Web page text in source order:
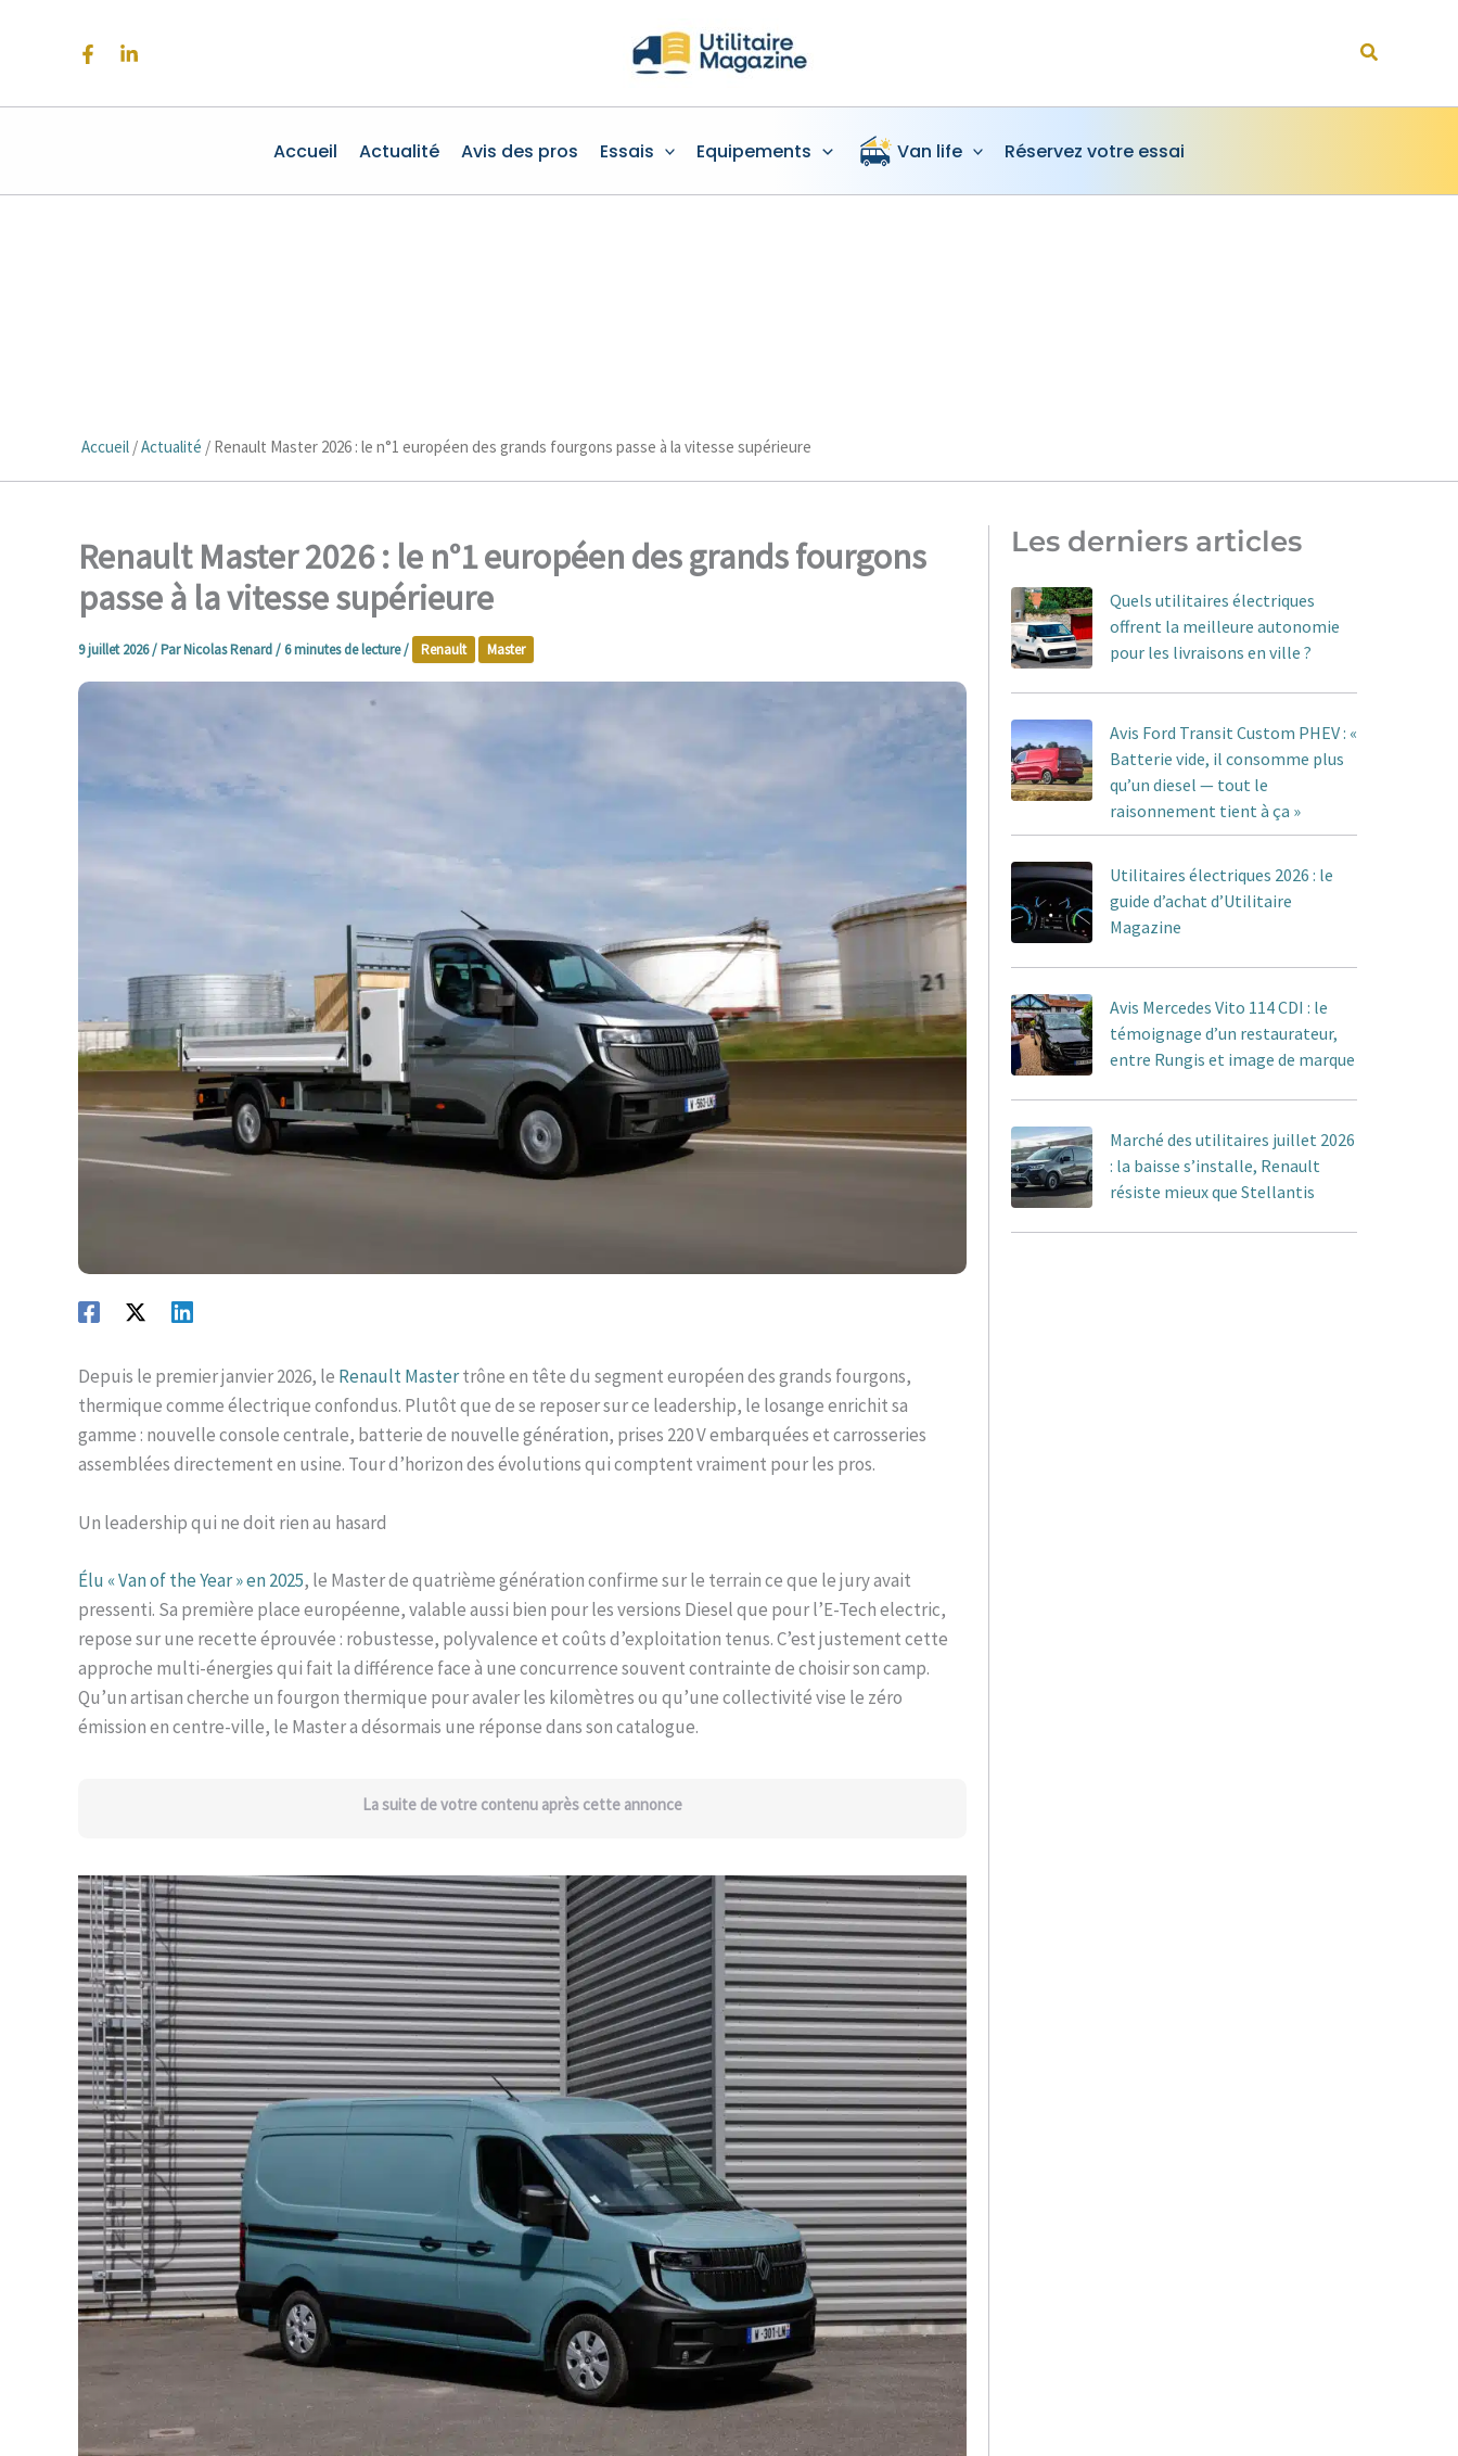
Rechercher
Accueil Actualité Avis des pros Essais Equipements Van life Réservez votre essai
Accueil/Actualité / Renault Master 2026 : le n°1 européen des grands fourgons passe à la vitesse supérieure
Renault Master 2026 : le n°1 européen des grands fourgons
passe à la vitesse supérieure
9 juillet 2026/ ParNicolas Renard/6 minutes de lecture/ Renault Master
Depuis le premier janvier 2026, le Renault Mastertrône en tête du segment européen des grands fourgons,
thermique comme électrique confondus. Plutôt que de se reposer sur ce leadership, le losange enrichit sa
gamme : nouvelle console centrale, batterie de nouvelle génération, prises 220 V embarquées et carrosseries
assemblées directement en usine. Tour d’horizon des évolutions qui comptent vraiment pour les pros.
Un leadership qui ne doit rien au hasard
Élu « Van of the Year » en 2025, le Master de quatrième génération confirme sur le terrain ce que le jury avait
pressenti. Sa première place européenne, valable aussi bien pour les versions Diesel que pour l’E-Tech electric,
repose sur une recette éprouvée : robustesse, polyvalence et coûts d’exploitation tenus. C’est justement cette
approche multi-énergies qui fait la différence face à une concurrence souvent contrainte de choisir son camp.
Qu’un artisan cherche un fourgon thermique pour avaler les kilomètres ou qu’une collectivité vise le zéro
émission en centre-ville, le Master a désormais une réponse dans son catalogue.
La suite de votre contenu après cette annonce
Les derniers articles
Quels utilitaires électriques
offrent la meilleure autonomie
pour les livraisons en ville ?
Avis Ford Transit Custom PHEV : «
Batterie vide, il consomme plus
qu’un diesel — tout le
raisonnement tient à ça »
Utilitaires électriques 2026 : le
guide d’achat d’Utilitaire
Magazine
Avis Mercedes Vito 114 CDI : le
témoignage d’un restaurateur,
entre Rungis et image de marque
Marché des utilitaires juillet 2026
: la baisse s’installe, Renault
résiste mieux que Stellantis